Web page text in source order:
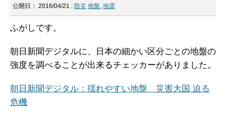
公開日： 2016/04/21 : 防災 地盤, 地震
ふがしです。
朝日新聞デジタルに、日本の細かい区分ごとの地盤の
強度を調べることが出来るチェッカーがありました。
朝日新聞デジタル：揺れやすい地盤 災害大国 迫る
危機